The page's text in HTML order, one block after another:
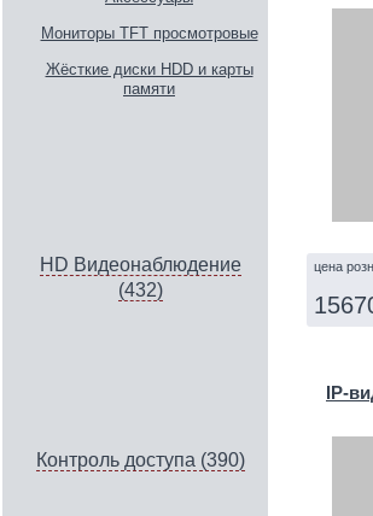
Мониторы TFT просмотровые
Жёсткие диски HDD и карты
памяти
HD Видеонаблюдение
(432)
Контроль доступа (390)
цена